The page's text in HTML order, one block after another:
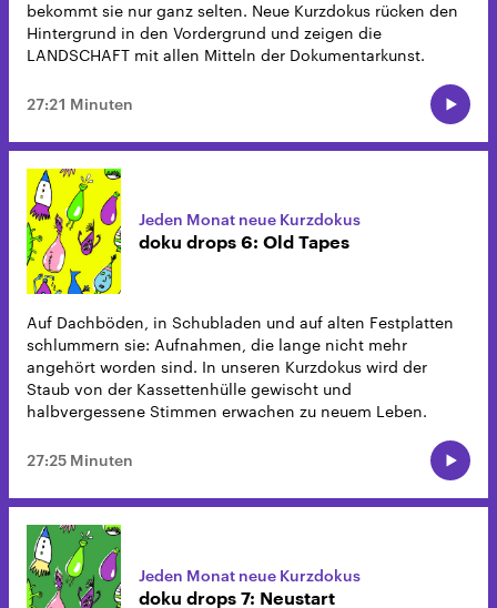
bekommt sie nur ganz selten. Neue Kurzdokus rücken den
Hintergrund in den Vordergrund und zeigen die
LANDSCHAFT mit allen Mitteln der Dokumentarkunst.
27:21 Minuten
Jeden Monat neue Kurzdokus
doku drops 6: Old Tapes
Auf Dachböden, in Schubladen und auf alten Festplatten
schlummern sie: Aufnahmen, die lange nicht mehr
angehört worden sind. In unseren Kurzdokus wird der
Staub von der Kassettenhülle gewischt und
halbvergessene Stimmen erwachen zu neuem Leben.
27:25 Minuten
Jeden Monat neue Kurzdokus
doku drops 7: Neustart